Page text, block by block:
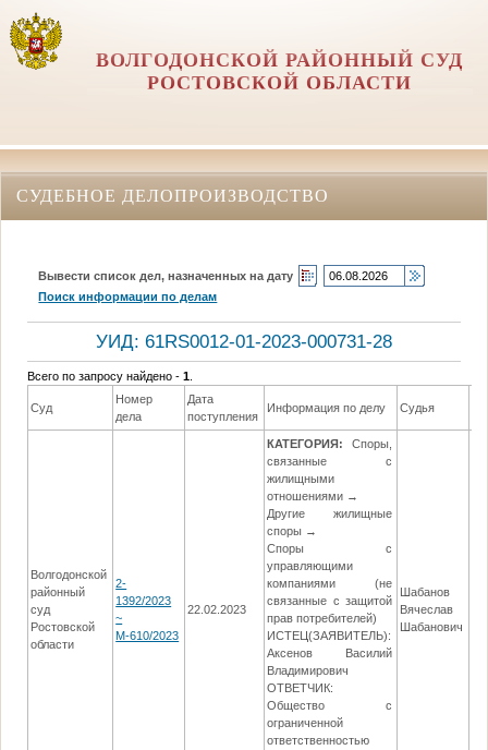
ВОЛГОДОНСКОЙ РАЙОННЫЙ СУД
РОСТОВСКОЙ ОБЛАСТИ
СУДЕБНОЕ ДЕЛОПРОИЗВОДСТВО
Вывести список дел, назначенных на дату
Поиск информации по делам
УИД: 61RS0012-01-2023-000731-28
Всего по запросу найдено -1
Суд
Номер
дела
Дата
поступления
Информация по делу Судья
Волгодонской
районный
суд
Ростовской
области
2-
1392/2023
~
М-610/2023
22.02.2023
КАТЕГОРИЯ:
Споры,
связанные с
жилищными
отношениями →
Другие жилищные
споры →
Споры с
управляющими
компаниями (не
связанные с защитой
прав потребителей)
ИСТЕЦ(ЗАЯВИТЕЛЬ):
Аксенов Василий
Владимирович
ОТВЕТЧИК:
Общество с
ограниченной
ответственностью
Шабанов
Вячеслав
Шабанович